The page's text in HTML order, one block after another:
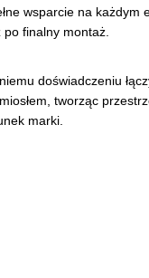
wsparcie na każdym
finalny montaż.
doświadczeniu
tworząc
marki.